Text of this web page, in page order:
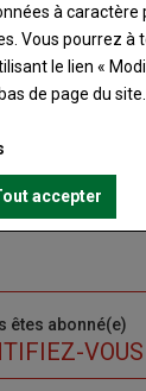
du site
Terre de
les supports
Terre de
êtes abonné(e)
VOUS
à caractère
Vous pourrez à
le lien «
de page du site.
accepter